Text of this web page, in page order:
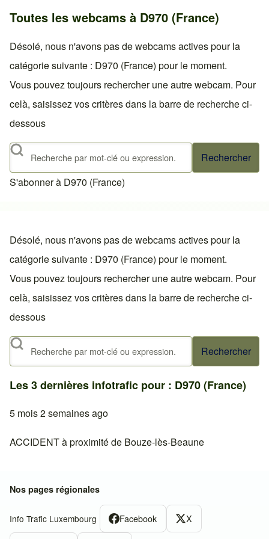
Toutes les webcams à D970 (France)
Désolé, nous n'avons pas de webcams actives pour la
catégorie suivante : D970 (France) pour le moment.
Vous pouvez toujours rechercher une autre webcam. Pour
celà, saisissez vos critères dans la barre de recherche ci-
dessous
Rechercher
S'abonner à D970 (France)
Désolé, nous n'avons pas de webcams actives pour la
catégorie suivante : D970 (France) pour le moment.
Vous pouvez toujours rechercher une autre webcam. Pour
celà, saisissez vos critères dans la barre de recherche ci-
dessous
Rechercher
Les 3 dernières infotrafic pour : D970 (France)
5 mois 2 semaines ago
ACCIDENT à proximité de Bouze-lès-Beaune
Nos pages régionales
Info Trafic Luxembourg Facebook X